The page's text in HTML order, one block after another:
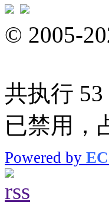
© 2005-
共执行
已禁用，
Powered by